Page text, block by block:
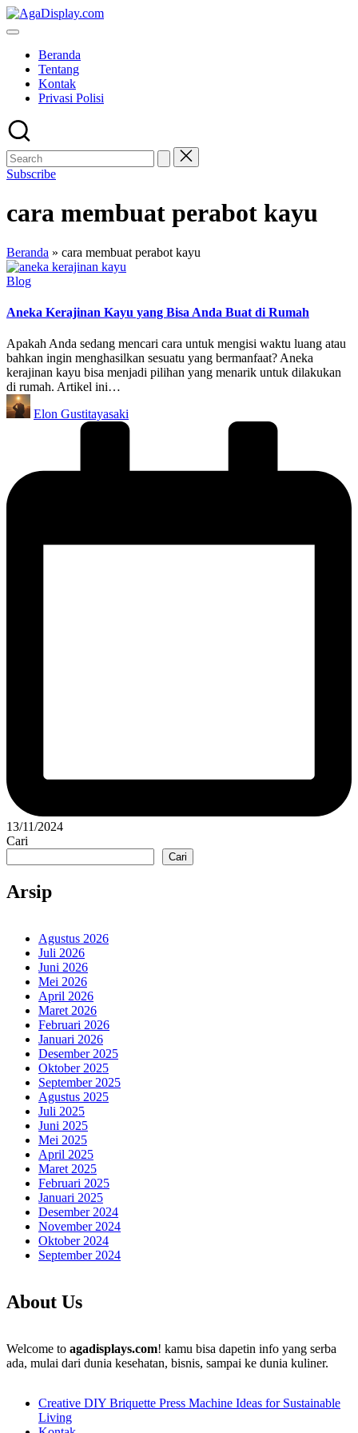
Skip
to
Beranda
Tentang
Kontak
Privasi Polisi
Subscribe
cara membuat perabot kayu
Beranda » cara membuat perabot kayu
Posted
Blog
Aneka Kerajinan Kayu yang Bisa Anda Buat di Rumah
Apakah Anda sedang mencari cara untuk mengisi waktu luang atau
bahkan ingin menghasilkan sesuatu yang bermanfaat? Aneka
kerajinan kayu bisa menjadi pilihan yang menarik untuk dilakukan
di rumah. Artikel ini…
Posted
by
Elon Gustitayasaki
13/11/2024
Cari
Cari
Arsip
Agustus 2026
Juli 2026
Juni 2026
Mei 2026
April 2026
Maret 2026
Februari 2026
Januari 2026
Desember 2025
Oktober 2025
September 2025
Agustus 2025
Juli 2025
Juni 2025
Mei 2025
April 2025
Maret 2025
Februari 2025
Januari 2025
Desember 2024
November 2024
Oktober 2024
September 2024
About Us
Welcome to agadisplays.com! kamu bisa dapetin info yang serba
ada, mulai dari dunia kesehatan, bisnis, sampai ke dunia kuliner.
Creative DIY Briquette Press Machine Ideas for Sustainable
Living